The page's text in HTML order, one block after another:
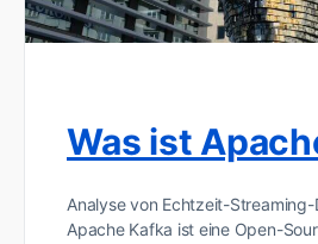
Was ist
Analyse von Echtzeit-
Apache Kafka ist eine Open-